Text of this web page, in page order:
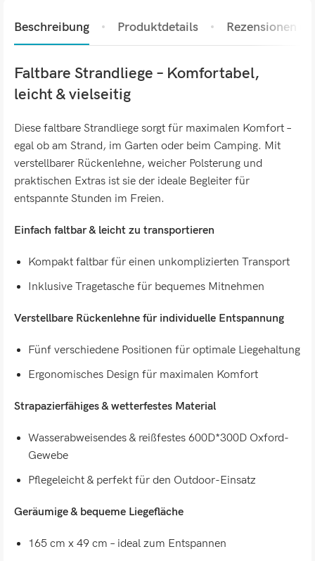
Beschreibung Produktdetails Rezensionen (0)
Faltbare Strandliege – Komfortabel,
leicht & vielseitig
Diese faltbare Strandliege sorgt für maximalen Komfort –
egal ob am Strand, im Garten oder beim Camping. Mit
verstellbarer Rückenlehne, weicher Polsterung und
praktischen Extras ist sie der ideale Begleiter für
entspannte Stunden im Freien.
Einfach faltbar & leicht zu transportieren
Kompakt faltbar für einen unkomplizierten Transport
Inklusive Tragetasche für bequemes Mitnehmen
Verstellbare Rückenlehne für individuelle Entspannung
Fünf verschiedene Positionen für optimale Liegehaltung
Ergonomisches Design für maximalen Komfort
Strapazierfähiges & wetterfestes Material
Wasserabweisendes & reißfestes 600D*300D Oxford-
Gewebe
Pflegeleicht & perfekt für den Outdoor-Einsatz
Geräumige & bequeme Liegefläche
165 cm x 49 cm – ideal zum Entspannen